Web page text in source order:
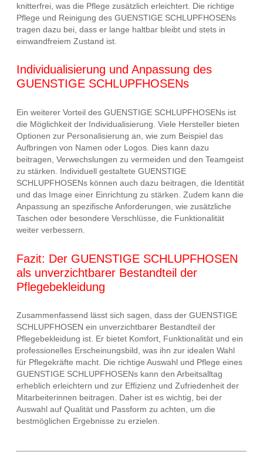
knitterfrei, was die Pflege zusätzlich erleichtert. Die richtige
Pflege und Reinigung des GUENSTIGE SCHLUPFHOSENs
tragen dazu bei, dass er lange haltbar bleibt und stets in
einwandfreiem Zustand ist.
Individualisierung und Anpassung des
GUENSTIGE SCHLUPFHOSENs
Ein weiterer Vorteil des GUENSTIGE SCHLUPFHOSENs ist
die Möglichkeit der Individualisierung. Viele Hersteller bieten
Optionen zur Personalisierung an, wie zum Beispiel das
Aufbringen von Namen oder Logos. Dies kann dazu
beitragen, Verwechslungen zu vermeiden und den Teamgeist
zu stärken. Individuell gestaltete GUENSTIGE
SCHLUPFHOSENs können auch dazu beitragen, die Identität
und das Image einer Einrichtung zu stärken. Zudem kann die
Anpassung an spezifische Anforderungen, wie zusätzliche
Taschen oder besondere Verschlüsse, die Funktionalität
weiter verbessern.
Fazit: Der GUENSTIGE SCHLUPFHOSEN
als unverzichtbarer Bestandteil der
Pflegebekleidung
Zusammenfassend lässt sich sagen, dass der GUENSTIGE
SCHLUPFHOSEN ein unverzichtbarer Bestandteil der
Pflegebekleidung ist. Er bietet Komfort, Funktionalität und ein
professionelles Erscheinungsbild, was ihn zur idealen Wahl
für Pflegekräfte macht. Die richtige Auswahl und Pflege eines
GUENSTIGE SCHLUPFHOSENs kann den Arbeitsalltag
erheblich erleichtern und zur Effizienz und Zufriedenheit der
Mitarbeiterinnen beitragen. Daher ist es wichtig, bei der
Auswahl auf Qualität und Passform zu achten, um die
bestmöglichen Ergebnisse zu erzielen.